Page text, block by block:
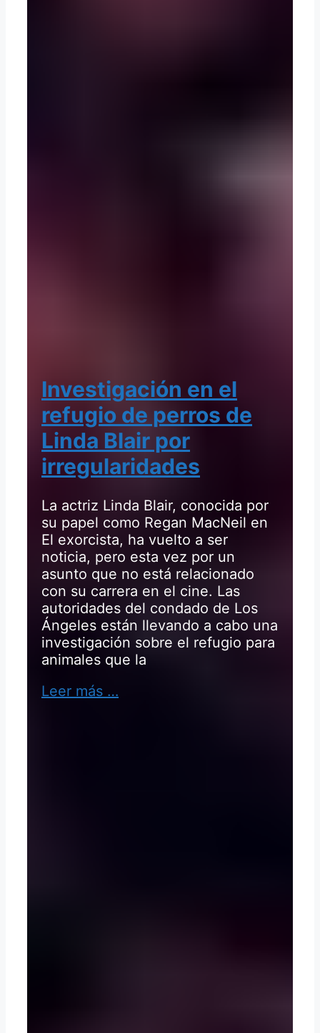
Investigación en el
refugio de perros de
Linda Blair por
irregularidades
La actriz Linda Blair, conocida por
su papel como Regan MacNeil en
El exorcista, ha vuelto a ser
noticia, pero esta vez por un
asunto que no está relacionado
con su carrera en el cine. Las
autoridades del condado de Los
Ángeles están llevando a cabo una
investigación sobre el refugio para
animales que la
Leer más …